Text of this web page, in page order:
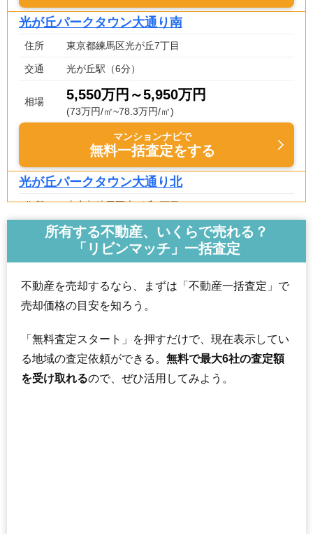
光が丘パークタウン大通り南
住所 東京都練馬区光が丘7丁目
交通 光が丘駅（6分）
相場 5,550万円～5,950万円
(73万円/㎡~78.3万円/㎡)
マンションナビで
無料一括査定をする
光が丘パークタウン大通り北
住所 東京都練馬区光が丘6丁目
光が丘駅（5分）
相場 5,090万円～5,490万円
マンションナビで
無料一括査定をする
プラウドシティ大泉学園
住所 東京都練馬区東大泉2丁目
交通 大泉学園駅（11分）
所有する不動産、いくらで売れる？
「リビンマッチ」一括査定
不動産を売却するなら、まずは「不動産一括査定」で
売却価格の目安を知ろう。
「無料査定スタート」を押すだけで、現在表示してい
る地域の査定依頼ができる。 無料で最大6社の査定額
を受け取れるので、ぜひ活用してみよう。